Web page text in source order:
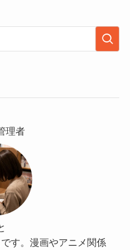
理者
す。漫画やアニメ関係